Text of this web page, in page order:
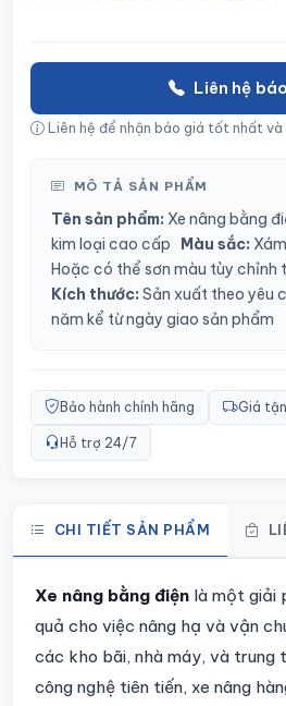
Liên hệ
Liên hệ để nhận báo giá tốt nhất và
MÔ TẢ SẢN PHẨM
Tên sản phẩm: Xe nâng bằng
kim loại cao cấp
Màu sắc:
Hoặc có thể sơn màu tùy chỉnh
Kích thước: Sản xuất theo yêu
năm kể từ ngày giao sản phẩm
Bảo hành chính hãng Giá
Hỗ trợ 24/7
CHI TIẾT SẢN PHẨM
Chi tiết sản phẩm
Xe nâng bằng điện là một giải
quả cho việc nâng hạ và vận
các kho bãi, nhà máy, và trung
công nghệ tiên tiến, xe nâng